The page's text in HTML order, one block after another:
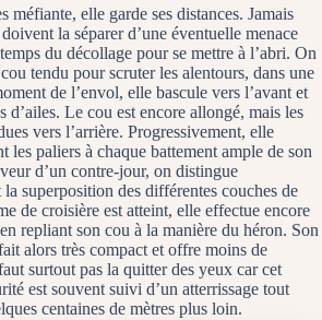
méfiante, elle garde ses distances. Jamais
la séparer d’une éventuelle menace
du décollage pour se mettre à l’abri. On
tendu pour scruter les alentours, dans une
de l’envol, elle bascule vers l’avant et
d’ailes. Le cou est encore allongé, mais les
vers l’arrière. Progressivement, elle
les paliers à chaque battement ample de son
d’un contre-jour, on distingue
la superposition des différentes couches de
de croisière est atteint, elle effectue encore
repliant son cou à la manière du héron. Son
alors très compact et offre moins de
surtout pas la quitter des yeux car cet
est souvent suivi d’un atterrissage tout
centaines de mètres plus loin.